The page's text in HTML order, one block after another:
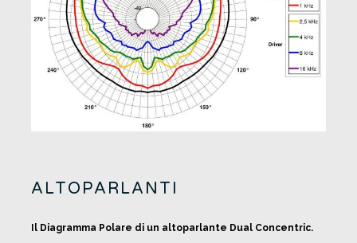
ALTOPARLANTI
Il Diagramma Polare di un altoparlante Dual Concentric.